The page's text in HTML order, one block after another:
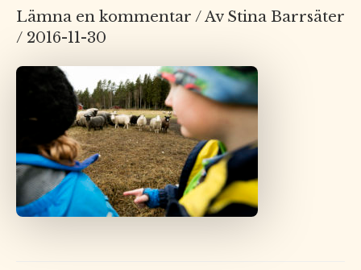
Lämna en kommentar / Av Stina Barrsäter
/ 2016-11-30